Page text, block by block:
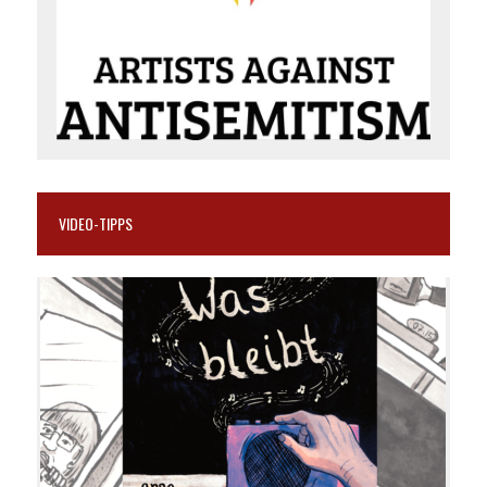
VIDEO-TIPPS